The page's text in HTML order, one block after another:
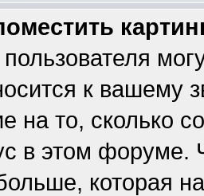
к вашему
на то, сколько
в этом форуме.
которая